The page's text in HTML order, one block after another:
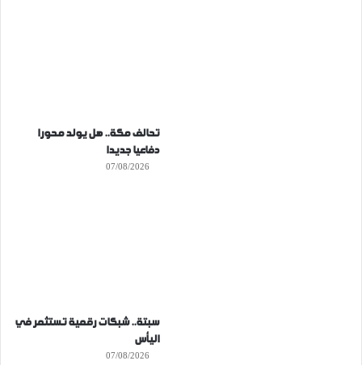
تحالف مكة.. هل يولد محورا
دفاعيا جديدا
07/08/2026
سبتة.. شبكات رقمية تستثمر في
اليأس
07/08/2026